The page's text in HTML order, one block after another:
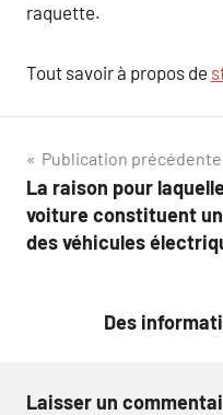
raquette.
Tout savoir à propos de
Navigation
de
l’article
Publication précédente
La raison pour
voiture constituent
des véhicules
Des
Laisser un